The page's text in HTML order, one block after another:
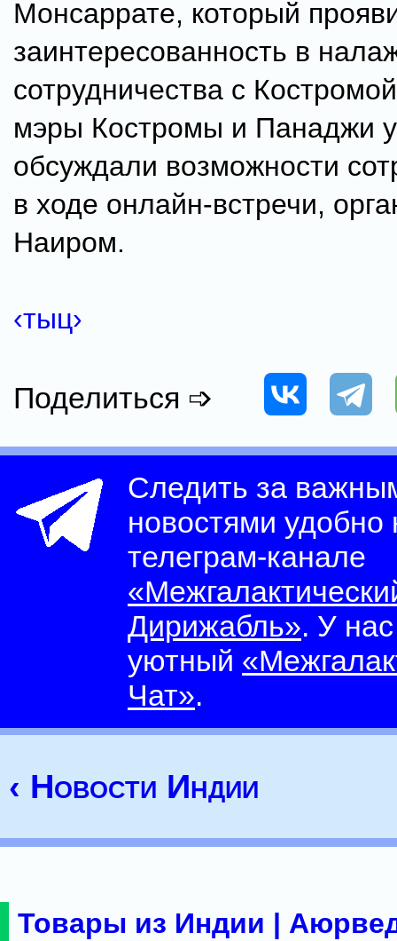
Монсаррате, который
заинтересованность в
сотрудничества с
мэры Костромы и Панаджи
обсуждали возможности
в ходе онлайн-встречи,
Наиром.
‹тыц›
Поделиться ➩
Следить за
новостями
телеграм-канале
Дирижабль». У
уютный
Чат».
‹ Новости Индии
Товары из Индии |